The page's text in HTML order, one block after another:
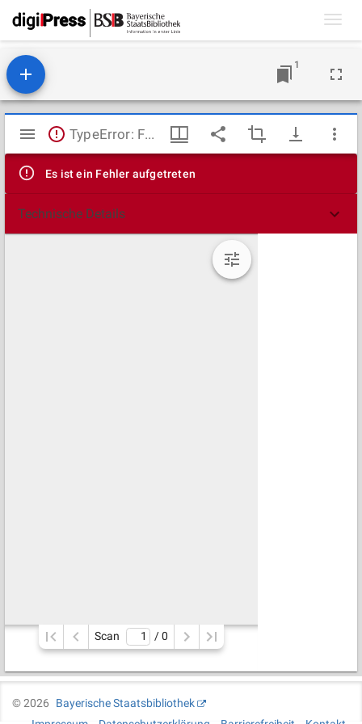
1
Mirador
Viewer
TypeError: Failed to fetch
Es ist ein Fehler aufgetreten
Technische Details
Scan / 0
©2026
Bayerische Staatsbibliothek